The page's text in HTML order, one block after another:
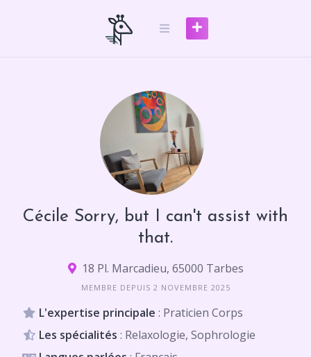
Cécile Sorry, but I can't assist with
that.
18 Pl. Marcadieu, 65000 Tarbes
MEMBRE DEPUIS 2 NOVEMBRE 2025
L'expertise principale : Praticien Corps
Les spécialités : Relaxologie, Sophrologie